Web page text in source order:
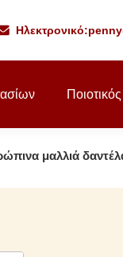
Ηλεκτρονικό:
μαλλιά